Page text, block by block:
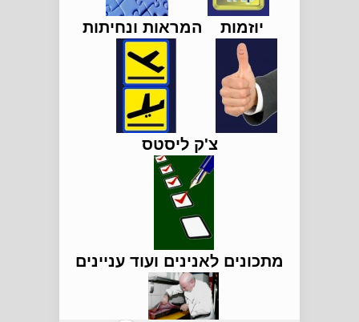
יוזמות המראות ונחיתות
צ'ק ליסטס
מתכונים לאנינים ועוד עניינים